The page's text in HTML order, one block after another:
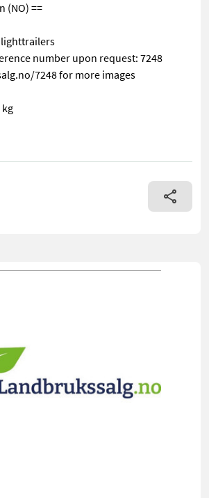
(NO) ==
lighttrailers
number upon request: 7248
7248 for more images
kg
(NO) == mascus_category: lighttrailers